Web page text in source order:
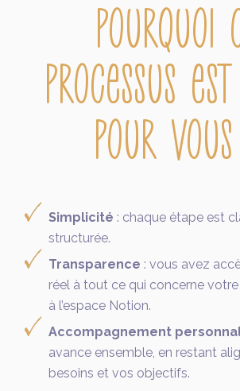
Pourquoi
processus
pour
Simplicité : chaque étape est
structurée.
Transparence : vous avez
réel à tout ce qui concerne
à l’espace Notion.
Accompagnement
avance ensemble, en restant
besoins et vos objectifs.